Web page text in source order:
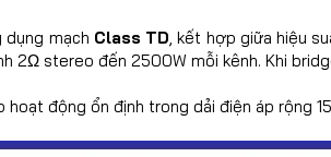
dụng mạch Class TD , kết hợp giữa hiệu
2Ω stereo đến 2500W mỗi kênh. Khi
hoạt động ổn định trong dải điện áp rộng